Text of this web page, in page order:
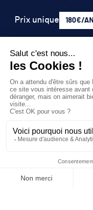
QUI SOMMES-NOUS?
Prix unique 180€/AN
JE M'ABONNE